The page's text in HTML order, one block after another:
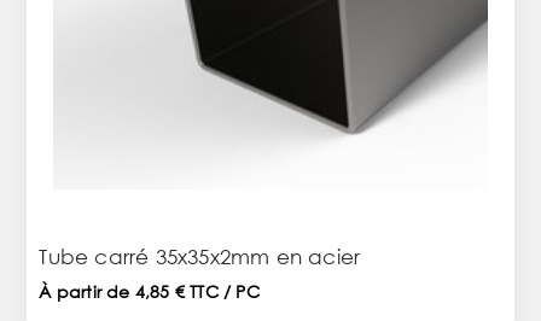
Tube carré 35x35x2mm en acier
À partir de 4,85 € TTC / PC